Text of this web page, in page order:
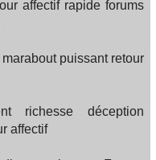
affectif rapide forums
puissant retour
richesse déception
affectif